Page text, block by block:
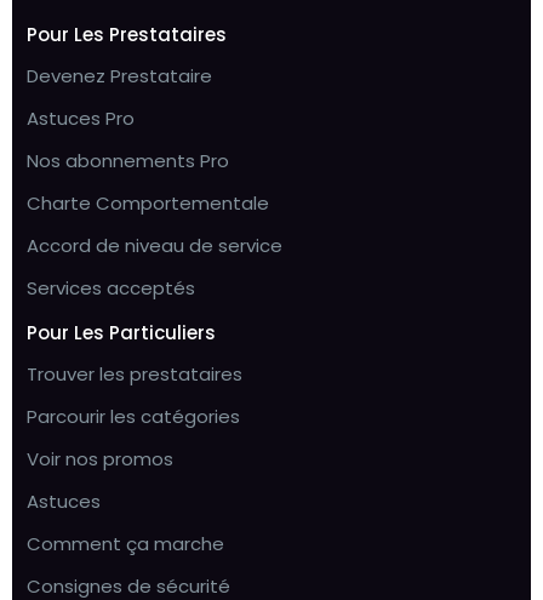
Pour Les Prestataires
Devenez Prestataire
Astuces Pro
Nos abonnements Pro
Charte Comportementale
Accord de niveau de service
Services acceptés
Pour Les Particuliers
Trouver les prestataires
Parcourir les catégories
Voir nos promos
Astuces
Comment ça marche
Consignes de sécurité